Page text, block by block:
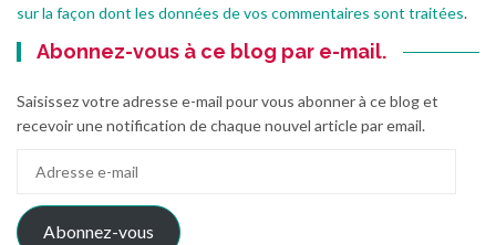
sur la façon dont les données de vos commentaires sont traitées.
Abonnez-vous à ce blog par e-mail.
Saisissez votre adresse e-mail pour vous abonner à ce blog et
recevoir une notification de chaque nouvel article par email.
mail
Abonnez-vous